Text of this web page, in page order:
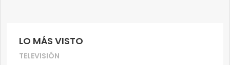
LO MÁS VISTO
TELEVISIÓN